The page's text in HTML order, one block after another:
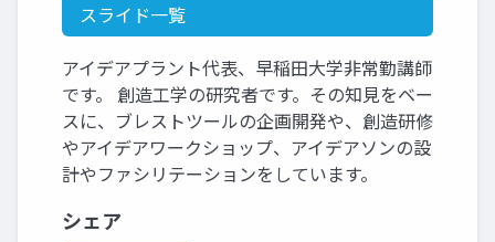
スライド一覧
アイデアプラント代表、早稲田大学非常勤講師
です。 創造工学の研究者です。その知見をベー
スに、ブレストツールの企画開発や、創造研修
やアイデアワークショップ、アイデアソンの設
計やファシリテーションをしています。
シェア